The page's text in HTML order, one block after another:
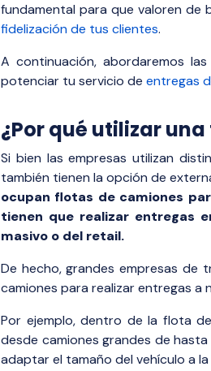
fundamental para que valoren de
fidelización de tus clientes.
A continuación, abordaremos
potenciar tu servicio de entregas
¿Por qué utilizar
Si bien las empresas utilizan
también tienen la opción de
ocupan flotas de camiones
tienen que realizar entregas
masivo o del retail.
De hecho, grandes empresas de
camiones para realizar entregas a
Por ejemplo, dentro de la flota
desde camiones grandes de
adaptar el tamaño del vehículo a